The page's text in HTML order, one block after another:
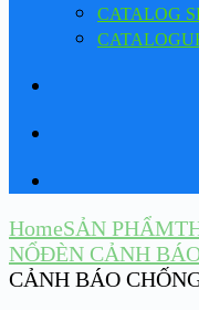
CATALOG
HomeSẢN PHẨM
NỔĐÈN CẢNH
CẢNH BÁO